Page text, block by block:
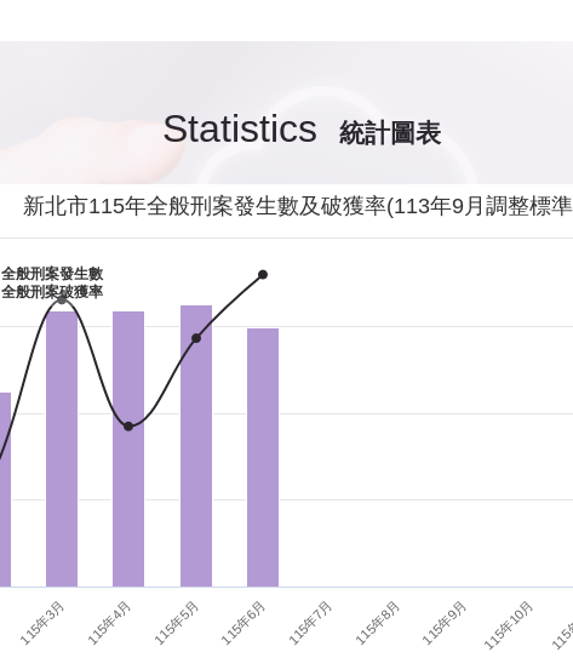
如何執行家庭暴力加害人訪查、訪查對象及期間為何?
影音專區
交通安全
犯罪防治
警
Statistics 統計圖表
新北市115年全般刑案發生數及破獲率(113年9月調整標
全般刑案發生數
全般刑案破獲率
115年3月 115年4月 115年5月 115年6月 115年7月 115年8月 115年9月 115年10月